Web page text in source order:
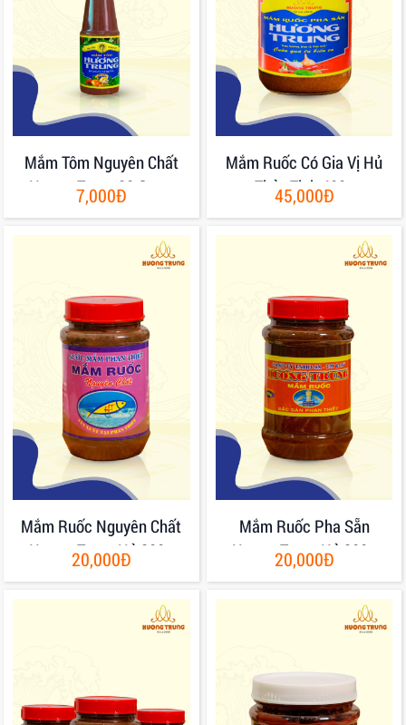
Mắm Tôm Nguyên Chất
Hương Trung 80 Gram
7,000Đ
Mắm Ruốc Có Gia Vị Hủ
Thủy Tinh 400g
45,000Đ
Mắm Ruốc Nguyên Chất
Hương Trung Hủ 200g
20,000Đ
Mắm Ruốc Pha Sẵn
Hương Trung Hủ 200g
20,000Đ